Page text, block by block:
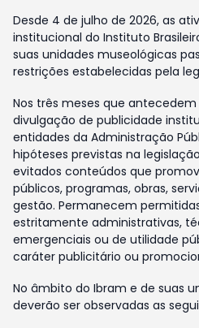
Desde 4 de julho de 2026, as
institucional do Instituto
suas unidades museológicas
restrições estabelecidas pela
Nos três meses que
divulgação de publicidade
entidades da Administração
hipóteses previstas na
evitados conteúdos que
públicos, programas, obras,
gestão. Permanecem
estritamente administrativas,
emergenciais ou de utilidade
caráter publicitário ou
No âmbito do Ibram e de suas
deverão ser observadas as